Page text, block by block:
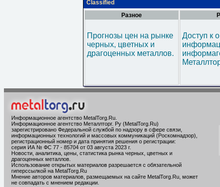
Classified
Разное
Прогнозы цен на рынке
черных, цветных и
драгоценных металлов.
Доступ к
Информационное агентство MetalTorg.Ru
Информационное агентство Металлторг. Ру (MetalTorg.Ru)
зарегистрировано Федеральной службой по надзору в сфере связи,
информационных технологий и массовых коммуникаций (Роскомнадзор),
регистрационный номер и дата принятия решения о регистрации:
серия ИА № ФС 77 - 85704 от 03 августа 2023 г.
Новости, аналитика, цены, статистика рынка черных, цветных и
драгоценных металлов.
Использование открытых материалов разрешается с обязательной
гиперссылкой на MetalTorg.Ru
Мнение авторов материалов, размещаемых на сайте MetalTorg.Ru, может
не совпадать с мнением редакции.